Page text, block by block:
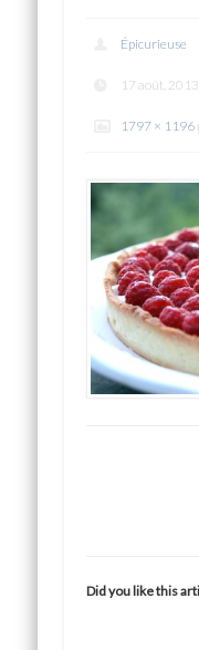
Épicurieuse
17 août, 2013
1797 × 1196
Did you like this